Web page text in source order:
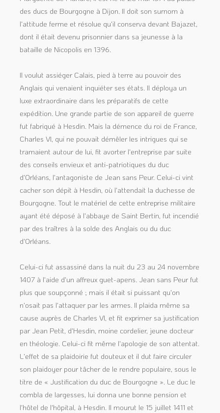
des ducs de Bourgogne à Dijon. Il doit son surnom à
l'attitude ferme et résolue qu'il conserva devant Bajazet,
dont il était devenu prisonnier dans sa jeunesse à la
bataille de Nicopolis en 1396.
Il voulut assiéger Calais, pied à terre au pouvoir des
Anglais qui venaient inquiéter ses états. Il déploya un
luxe extraordinaire dans les préparatifs de cette
expédition. Une grande partie de son appareil de guerre
fut fabriqué à Hesdin. Mais la démence du roi de France,
Charles VI, qui ne pouvait démêler les intrigues qui se
tramaient autour de lui, fit avorter l'entreprise par suite
des conseils envieux et anti-patriotiques du duc
d'Orléans, l'antagoniste de Jean sans Peur. Celui-ci vint
cacher son dépit à Hesdin, où l'attendait la duchesse de
Bourgogne. Tout le matériel de cette entreprise militaire
ayant été déposé à l'abbaye de Saint Bertin, fut incendié
par des traîtres à la solde des Anglais ou du duc
d'Orléans.
Celui-ci fut assassiné dans la nuit du 23 au 24 novembre
1407 à l'aide d'un affreux guet-apens. Jean sans Peur fut
plus que soupçonné ; mais il était si puissant qu'on
n'osait pas l'attaquer par les armes. Il plaida même sa
cause auprès de Charles VI, et fit exprimer sa justification
par Jean Petit, d'Hesdin, moine cordelier, jeune docteur
en théologie. Celui-ci fit même l'apologie de son attentat.
L'effet de sa plaidoirie fut douteux et il dut faire circuler
son plaidoyer pour tâcher de le rendre populaire, sous le
titre de « Justification du duc de Bourgogne ». Le duc le
combla de largesses, lui donna une bonne pension et
l'hôtel de l'hôpital, à Hesdin. Il mourut le 15 juillet 1411 et